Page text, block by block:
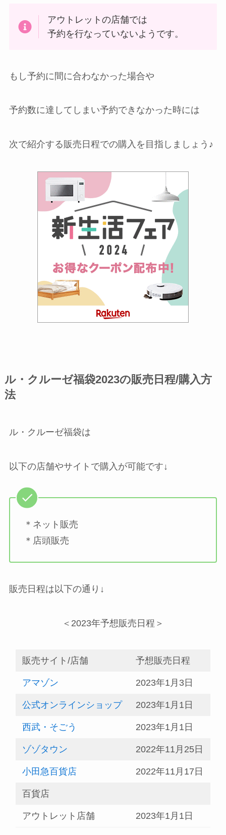
アウトレットの店舗では
予約を行なっていないようです。
もし予約に間に合わなかった場合や
予約数に達してしまい予約できなかった時には
次で紹介する販売日程での購入を目指しましょう♪
ル・クルーゼ福袋2023の販売日程/購入方
法
ル・クルーゼ福袋は
以下の店舗やサイトで購入が可能です↓
＊ネット販売
＊店頭販売
販売日程は以下の通り↓
＜2023年予想販売日程＞
販売サイト/店舗 予想販売日程
アマゾン 2023年1月3日
公式オンラインショップ 2023年1月1日
西武・そごう 2023年1月1日
ゾゾタウン 2022年11月25日
小田急百貨店 2022年11月17日
百貨店
アウトレット店舗 2023年1月1日